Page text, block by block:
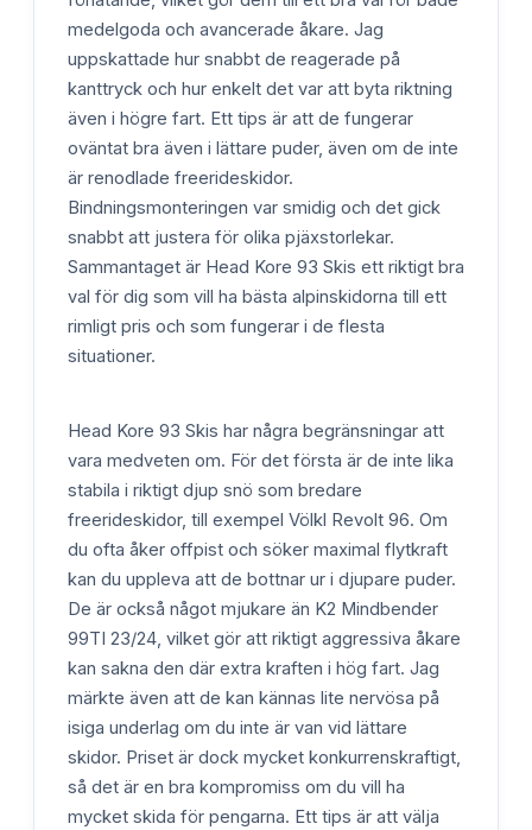
medelgoda och avancerade åkare. Jag
uppskattade hur snabbt de reagerade på
kanttryck och hur enkelt det var att byta riktning
även i högre fart. Ett tips är att de fungerar
oväntat bra även i lättare puder, även om de inte
är renodlade freerideskidor.
Bindningsmonteringen var smidig och det gick
snabbt att justera för olika pjäxstorlekar.
Sammantaget är Head Kore 93 Skis ett riktigt bra
val för dig som vill ha bästa alpinskidorna till ett
rimligt pris och som fungerar i de flesta
situationer.
Head Kore 93 Skis har några begränsningar att
vara medveten om. För det första är de inte lika
stabila i riktigt djup snö som bredare
freerideskidor, till exempel Völkl Revolt 96. Om
du ofta åker offpist och söker maximal flytkraft
kan du uppleva att de bottnar ur i djupare puder.
De är också något mjukare än K2 Mindbender
99TI 23/24, vilket gör att riktigt aggressiva åkare
kan sakna den där extra kraften i hög fart. Jag
märkte även att de kan kännas lite nervösa på
isiga underlag om du inte är van vid lättare
skidor. Priset är dock mycket konkurrenskraftigt,
så det är en bra kompromiss om du vill ha
mycket skida för pengarna. Ett tips är att välja